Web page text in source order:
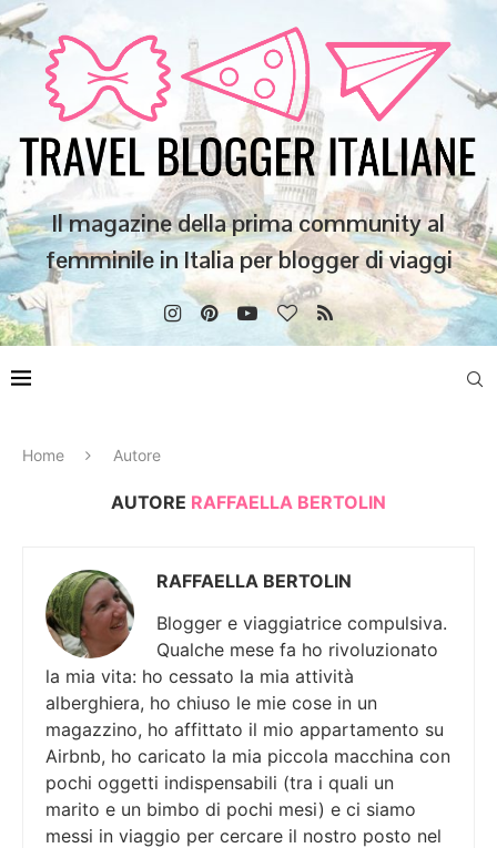
Il magazine della prima community al
femminile in Italia per blogger di viaggi
Home Autore
AUTORE RAFFAELLA BERTOLIN
RAFFAELLA BERTOLIN
Blogger e viaggiatrice compulsiva.
Qualche mese fa ho rivoluzionato
la mia vita: ho cessato la mia attività
alberghiera, ho chiuso le mie cose in un
magazzino, ho affittato il mio appartamento su
Airbnb, ho caricato la mia piccola macchina con
pochi oggetti indispensabili (tra i quali un
marito e un bimbo di pochi mesi) e ci siamo
messi in viaggio per cercare il nostro posto nel